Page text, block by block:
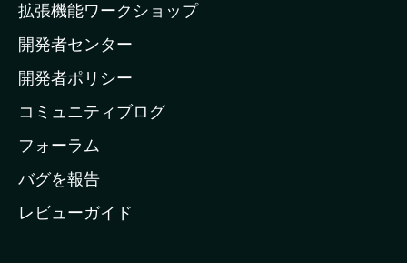
ホ
ー
ム
ー
ジ
へ
拡張機能ワークショップ
開発者センター
開発者ポリシー
コミュニティブログ
フォーラム
バグを報告
レビューガイド